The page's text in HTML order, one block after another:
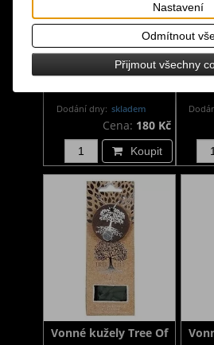
Vonné kužely Tree Of
Life - Sandalwood
Dodání dny: skladem
Cena: 180 Kč
Koupit
Vonné kužely Tree Of
Nastavení
Odmítnout
Přijmout všechny